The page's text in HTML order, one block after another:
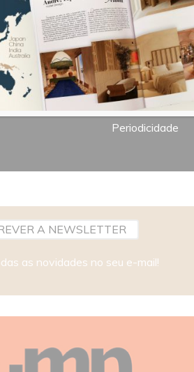
Bimestral
Periodicidade
A NEWSLETTER
as novidades no seu e-mail!